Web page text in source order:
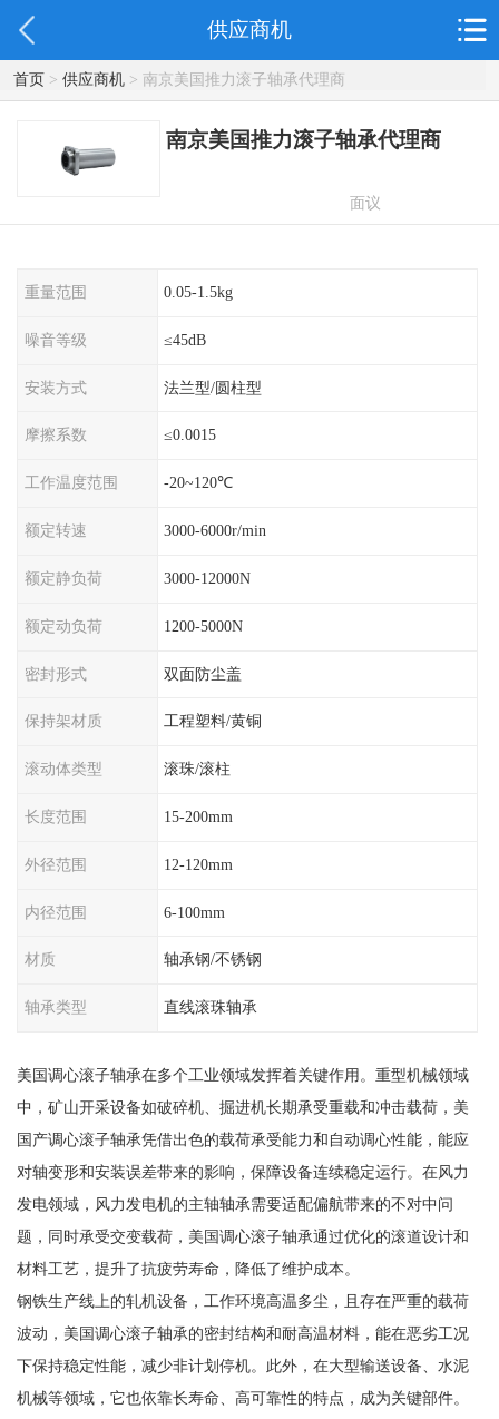
供应商机
首页> 供应商机> 南京美国推力滚子轴承代理商
南京美国推力滚子轴承代理商
面议
重量范围 0.05-1.5kg
噪音等级 ≤45dB
安装方式 法兰型/圆柱型
摩擦系数 ≤0.0015
工作温度范围 -20~120℃
额定转速 3000-6000r/min
额定静负荷 3000-12000N
额定动负荷 1200-5000N
密封形式 双面防尘盖
保持架材质 工程塑料/黄铜
滚动体类型 滚珠/滚柱
长度范围 15-200mm
外径范围 12-120mm
内径范围 6-100mm
材质 轴承钢/不锈钢
轴承类型 直线滚珠轴承
美国调心滚子轴承在多个工业领域发挥着关键作用。重型机械领域
中，矿山开采设备如破碎机、掘进机长期承受重载和冲击载荷，美
国产调心滚子轴承凭借出色的载荷承受能力和自动调心性能，能应
对轴变形和安装误差带来的影响，保障设备连续稳定运行。在风力
发电领域，风力发电机的主轴轴承需要适配偏航带来的不对中问
题，同时承受交变载荷，美国调心滚子轴承通过优化的滚道设计和
材料工艺，提升了抗疲劳寿命，降低了维护成本。
钢铁生产线上的轧机设备，工作环境高温多尘，且存在严重的载荷
波动，美国调心滚子轴承的密封结构和耐高温材料，能在恶劣工况
下保持稳定性能，减少非计划停机。此外，在大型输送设备、水泥
机械等领域，它也依靠长寿命、高可靠性的特点，成为关键部件。